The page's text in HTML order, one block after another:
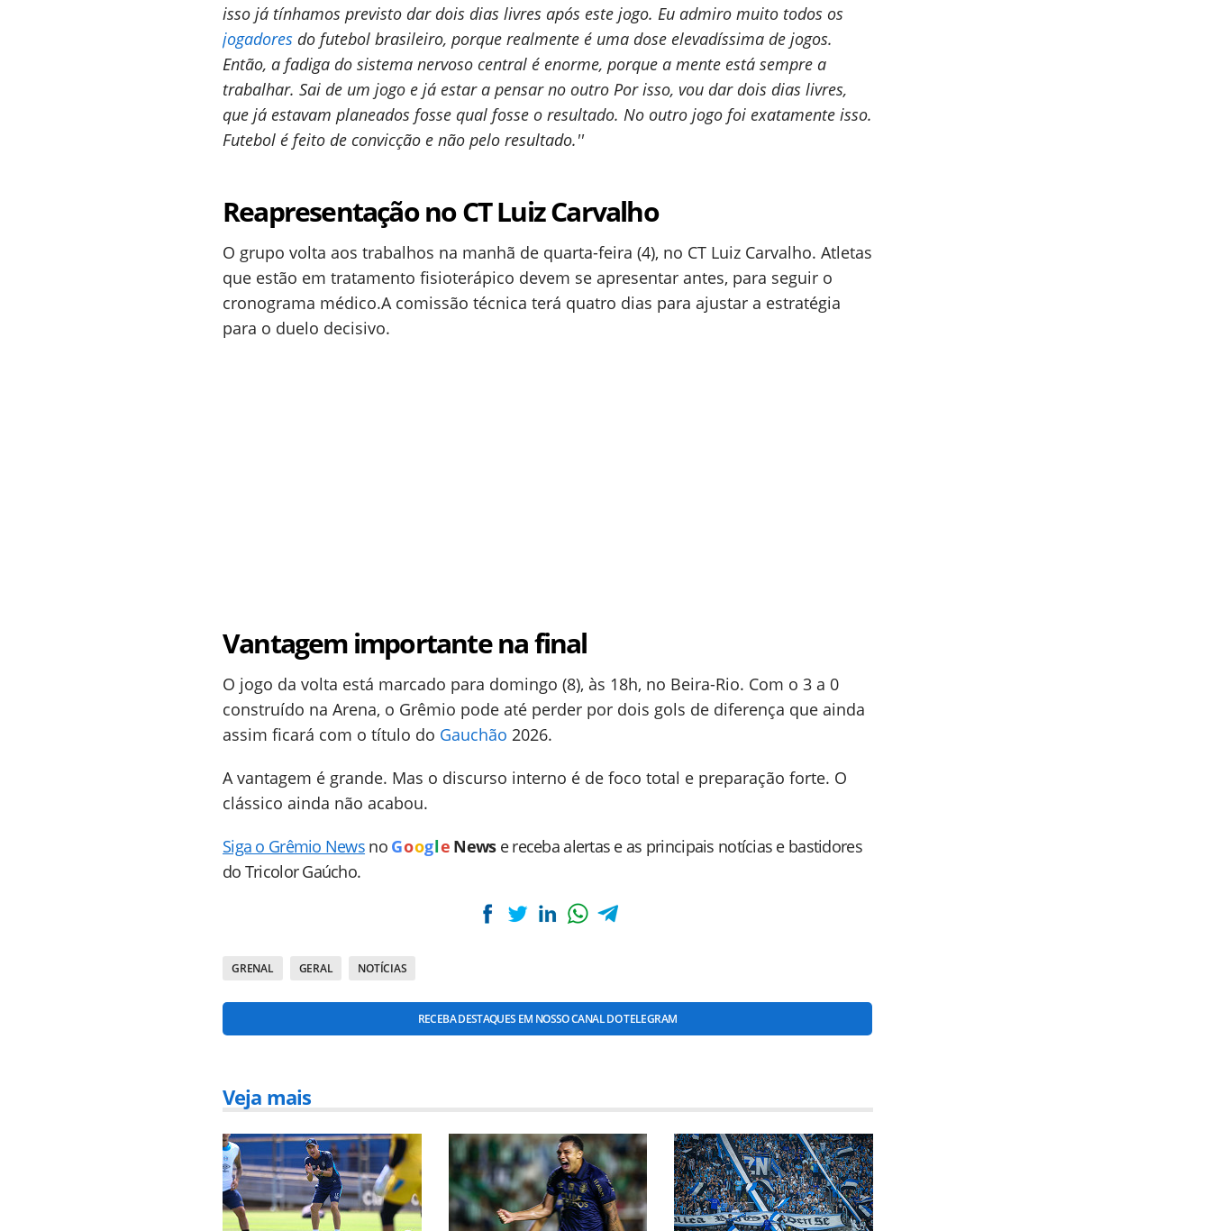
isso já tínhamos previsto dar dois dias livres após este jogo. Eu admiro muito todos os
jogadores do futebol brasileiro, porque realmente é uma dose elevadíssima de jogos.
Então, a fadiga do sistema nervoso central é enorme, porque a mente está sempre a
trabalhar. Sai de um jogo e já estar a pensar no outro Por isso, vou dar dois dias livres,
que já estavam planeados fosse qual fosse o resultado. No outro jogo foi exatamente isso.
Futebol é feito de convicção e não pelo resultado.''
Reapresentação no CT Luiz Carvalho
O grupo volta aos trabalhos na manhã de quarta-feira (4), no CT Luiz Carvalho. Atletas
que estão em tratamento fisioterápico devem se apresentar antes, para seguir o
cronograma médico.A comissão técnica terá quatro dias para ajustar a estratégia
para o duelo decisivo.
Vantagem importante na final
O jogo da volta está marcado para domingo (8), às 18h, no Beira-Rio. Com o 3 a 0
construído na Arena, o Grêmio pode até perder por dois gols de diferença que ainda
assim ficará com o título do Gauchão 2026.
A vantagem é grande. Mas o discurso interno é de foco total e preparação forte. O
clássico ainda não acabou.
Siga o Grêmio News no Goog le News e receba alertas e as principais notícias e bastidores
do Tricolor Gaúcho.
GRENAL GERAL NOTÍCIAS
RECEBA DESTAQUES EM NOSSO CANAL DO TELEGRAM
Veja mais